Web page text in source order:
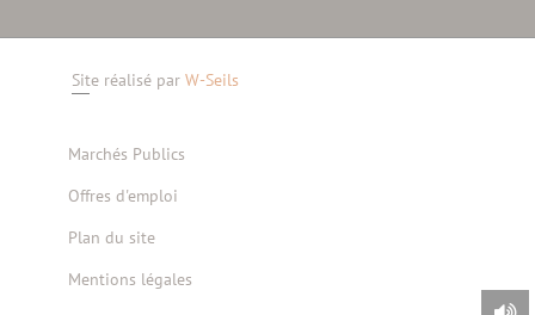
Site réalisé par W-Seils
Marchés Publics
Offres d'emploi
Plan du site
Mentions légales